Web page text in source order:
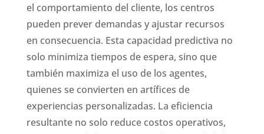
el comportamiento del cliente, los centros
pueden prever demandas y ajustar recursos
en consecuencia. Esta capacidad predictiva no
solo minimiza tiempos de espera, sino que
también maximiza el uso de los agentes,
quienes se convierten en artífices de
experiencias personalizadas. La eficiencia
resultante no solo reduce costos operativos,